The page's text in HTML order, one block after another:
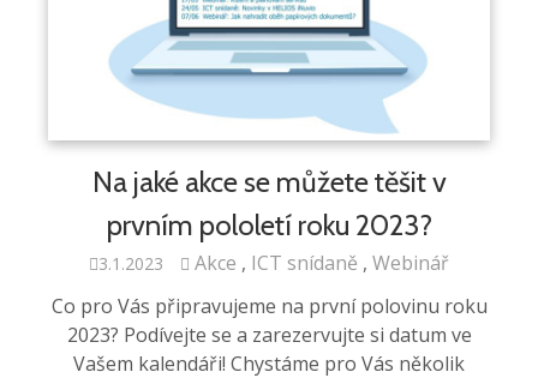
Na jaké akce se můžete těšit v
prvním pololetí roku 2023?
3.1.2023 Akce ICT snídaně Webinář
Co pro Vás připravujeme na první polovinu roku
2023? Podívejte se a zarezervujte si datum ve
Vašem kalendáři! Chystáme pro Vás několik